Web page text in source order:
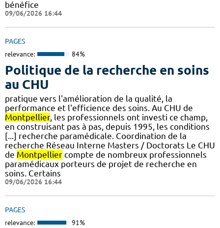
bénéfice
09/06/2026 16:44
PAGES
relevance: 84%
Politique de la recherche en soins
au CHU
pratique vers l'amélioration de la qualité, la
performance et l'efficience des soins. Au CHU de
Montpellier, les professionnels ont investi ce champ,
en construisant pas à pas, depuis 1995, les conditions
[...] recherche paramédicale. Coordination de la
recherche Réseau Interne Masters / Doctorats Le CHU
de Montpellier compte de nombreux professionnels
paramédicaux porteurs de projet de recherche en
soins. Certains
09/06/2026 16:44
PAGES
relevance: 91%